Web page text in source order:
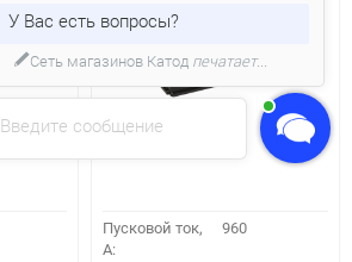
Пусковой ток,
A:
960
Введите сообщение
У Вас есть вопросы?
Сеть магазинов Катод печатает...